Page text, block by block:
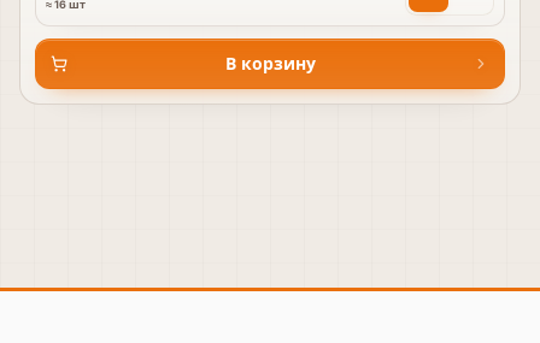
≈ 16 шт
В корзину